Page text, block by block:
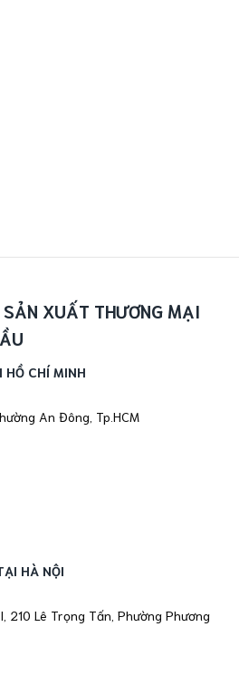
XUẤT THƯƠNG MẠI
CHÍ MINH
An Đông, Tp.HCM
HÀ NỘI
210 Lê Trọng Tấn, Phường Phương